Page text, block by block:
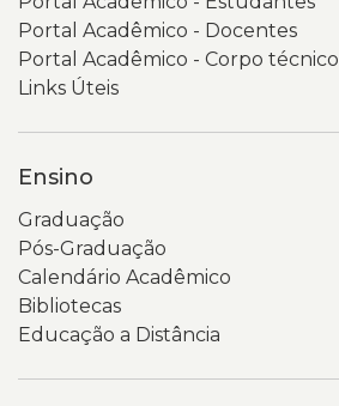
Portal Acadêmico - Docentes
Portal Acadêmico - Corpo técnico
Links Úteis
Ensino
Graduação
Pós-Graduação
Calendário Acadêmico
Bibliotecas
Educação a Distância